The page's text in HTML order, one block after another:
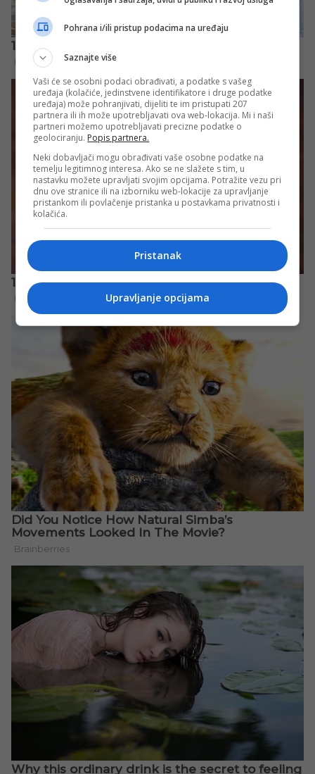
Pohrana i/ili pristup podacima na uređaju
Saznajte više
Vaši će se osobni podaci obrađivati, a podatke s vašeg
uređaja (kolačiće, jedinstvene identifikatore i druge podatke
uređaja) može pohranjivati, dijeliti te im pristupati 207
partnera ili ih može upotrebljavati ova web-lokacija. Mi i naši
partneri možemo upotrebljavati precizne podatke o
geolociranju. Popis partnera.
Neki dobavljači mogu obrađivati vaše osobne podatke na
temelju legitimnog interesa. Ako se ne slažete s tim, u
nastavku možete upravljati svojim opcijama. Potražite vezu pri
dnu ove stranice ili na izborniku web-lokacije za upravljanje
pristankom ili povlačenje pristanka u postavkama privatnosti i
kolačića.
Pristanak
Upravljanje opcijama